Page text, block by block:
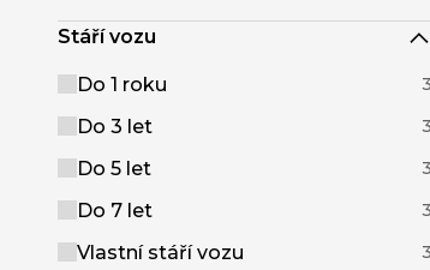
Stáří vozu
Do 1 roku 3
Do 3 let 3
Do 5 let 3
Do 7 let 3
Vlastní stáří vozu 3